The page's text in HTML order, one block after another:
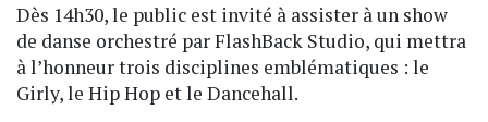
Dès 14h30, le public est invité à assister à un show
de danse orchestré par FlashBack Studio, qui mettra
à l’honneur trois disciplines emblématiques : le
Girly, le Hip Hop et le Dancehall.